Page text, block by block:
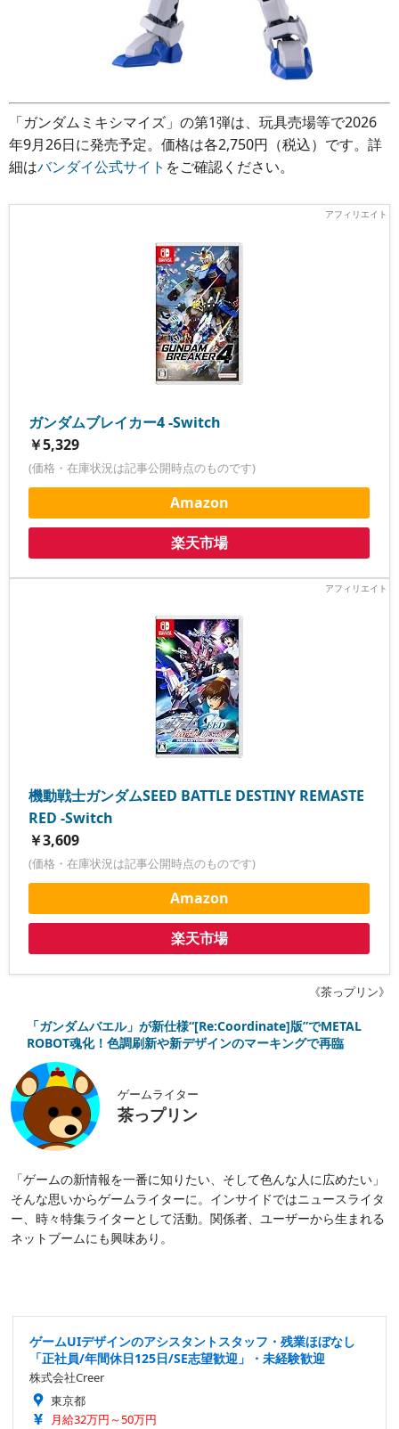
「ガンダムミキシマイズ」の第1弾は、玩具売場等で2026
年9月26日に発売予定。価格は各2,750円（税込）です。詳
細はバンダイ公式サイト をご確認ください。
ガンダムブレイカー4 -Switch
￥5,329
(価格・在庫状況は記事公開時点のものです)
Amazon
楽天市場
機動戦士ガンダムSEED BATTLE DESTINY REMASTE
RED -Switch
￥3,609
(価格・在庫状況は記事公開時点のものです)
Amazon
楽天市場
《茶っプリン》
「ガンダムバエル」が新仕様“[Re:Coordinate]版”でMETAL
ROBOT魂化！色調刷新や新デザインのマーキングで再臨
ゲームライター
茶っプリン
「ゲームの新情報を一番に知りたい、そして色んな人に広めたい」
そんな思いからゲームライターに。インサイドではニュースライタ
ー、時々特集ライターとして活動。関係者、ユーザーから生まれる
ネットブームにも興味あり。
ゲームUIデザインのアシスタントスタッフ・残業ほぼなし
「正社員/年間休日125日/SE志望歓迎」・未経験歓迎
株式会社Creer
東京都
月給32万円～50万円